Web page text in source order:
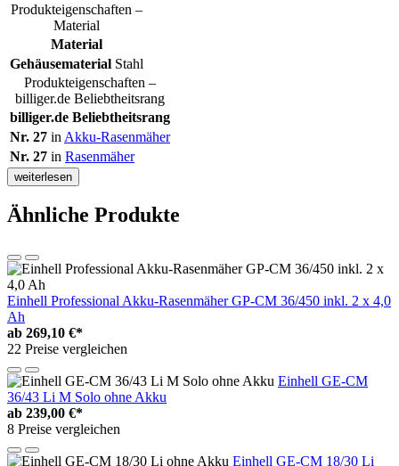
Produkteigenschaften –
Material
Material
Gehäusematerial Stahl
Produkteigenschaften –
billiger.de Beliebtheitsrang
billiger.de Beliebtheitsrang
Nr. 27 in Akku-Rasenmäher
Nr. 27 in Rasenmäher
weiterlesen
Ähnliche Produkte
Einhell Professional Akku-Rasenmäher GP-CM 36/450 inkl. 2 x 4,0
Ah
ab 269,10 €*
22 Preise vergleichen
Einhell GE-CM
36/43 Li M Solo ohne Akku
ab 239,00 €*
8 Preise vergleichen
Einhell GE-CM 18/30 Li